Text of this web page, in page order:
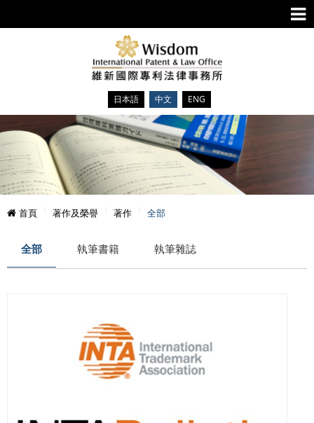
日本語 中文 ENG
首頁 著作及榮譽 著作 全部
全部 執筆書籍 執筆雜誌